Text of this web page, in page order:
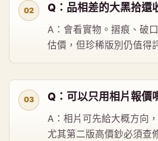
Q：品相差的大黑拾還
A：會看實物。摺痕、破
估價，但珍稀版別仍值得
Q：可以只用相片報價
A：相片可先給大概方向
尤其第二版高價鈔必須查